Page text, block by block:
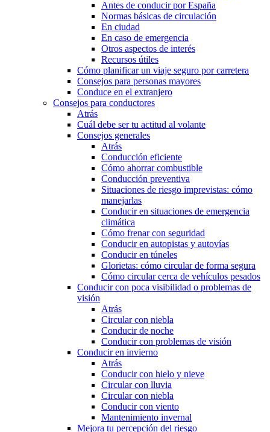
Antes de conducir por España
Normas básicas de circulación
En ciudad
En caso de emergencia
Otros aspectos de interés
Recursos útiles
Cómo planificar un viaje seguro por carretera
Consejos para personas mayores
Conduce en el extranjero
Consejos para conductores
Atrás
Cuál debe ser tu actitud al volante
Consejos generales
Atrás
Conducción eficiente
Cómo ahorrar combustible
Conducción preventiva
Situaciones de riesgo imprevistas: cómo
manejarlas
Conducir en situaciones de emergencia
climática
Cómo frenar con seguridad
Conducir en autopistas y autovías
Conducir en túneles
Glorietas: cómo circular de forma segura
Cómo circular cerca de vehículos pesados
Conducir con poca visibilidad o problemas de
visión
Atrás
Circular con niebla
Conducir de noche
Conducir con problemas de visión
Conducir en invierno
Atrás
Conducir con hielo y nieve
Circular con lluvia
Circular con niebla
Conducir con viento
Mantenimiento invernal
Mejora tu percepción del riesgo